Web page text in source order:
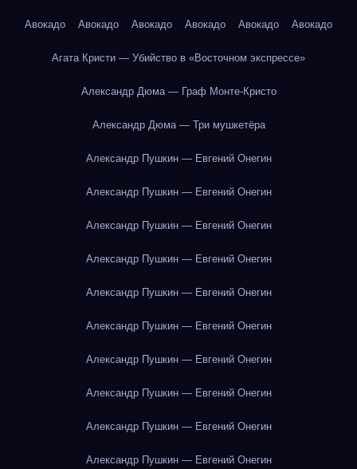
Авокадо Авокадо Авокадо Авокадо Авокадо Авокадо
Агата Кристи — Убийство в «Восточном экспрессе»
Александр Дюма — Граф Монте-Кристо
Александр Дюма — Три мушкетёра
Александр Пушкин — Евгений Онегин
Александр Пушкин — Евгений Онегин
Александр Пушкин — Евгений Онегин
Александр Пушкин — Евгений Онегин
Александр Пушкин — Евгений Онегин
Александр Пушкин — Евгений Онегин
Александр Пушкин — Евгений Онегин
Александр Пушкин — Евгений Онегин
Александр Пушкин — Евгений Онегин
Александр Пушкин — Евгений Онегин